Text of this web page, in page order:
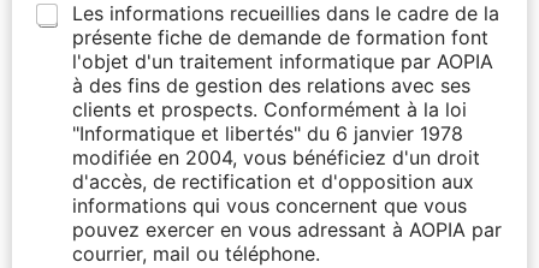
Les informations recueillies dans le cadre de la
présente fiche de demande de formation font
l'objet d'un traitement informatique par AOPIA
à des fins de gestion des relations avec ses
clients et prospects. Conformément à la loi
"Informatique et libertés" du 6 janvier 1978
modifiée en 2004, vous bénéficiez d'un droit
d'accès, de rectification et d'opposition aux
informations qui vous concernent que vous
pouvez exercer en vous adressant à AOPIA par
courrier, mail ou téléphone.